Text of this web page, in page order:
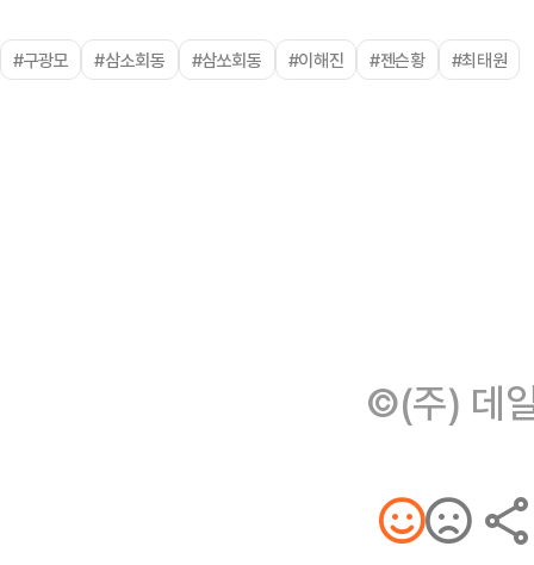
#구광모 #삼소회동 #삼쏘회동 #이해진 #젠슨황 #최태원
©(주) 데